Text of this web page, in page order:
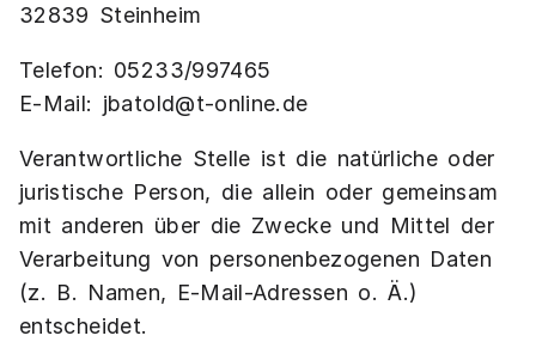
32839 Steinheim
Telefon: 05233/997465
E-Mail: jbatold@t-online.de
Verantwortliche Stelle ist die natürliche oder
juristische Person, die allein oder gemeinsam
mit anderen über die Zwecke und Mittel der
Verarbeitung von personenbezogenen Daten
(z. B. Namen, E-Mail-Adressen o. Ä.)
entscheidet.